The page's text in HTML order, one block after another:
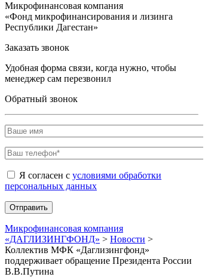
Микрофинансовая компания
«Фонд микрофинансирования и лизинга
Республики Дагестан»
Заказать звонок
Удобная форма связи, когда нужно, чтобы
менеджер сам перезвонил
Обратный звонок
Я согласен с условиями обработки
персональных данных
Микрофинансовая компания
«ДАГЛИЗИНГФОНД» > Новости >
Коллектив МФК «Даглизингфонд»
поддерживает обращение Президента России
В.В.Путина